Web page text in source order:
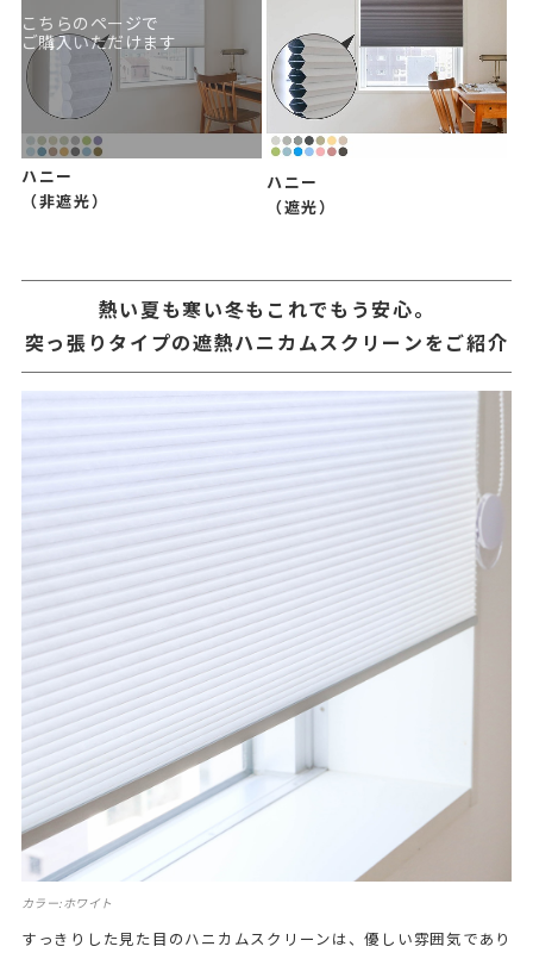
こちらのページで
ご購入いただけます
ハニー
（非遮光）
ハニー
（遮光）
熱い夏も寒い冬もこれでもう安心。
突っ張りタイプの遮熱ハニカムスクリーンをご紹介
カラー:ホワイト
すっきりした見た目のハニカムスクリーンは、優しい雰囲気であり